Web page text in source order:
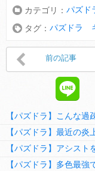
カテゴリ： パズド
タグ： パズドラ
前の記事
【パズドラ】こんな過